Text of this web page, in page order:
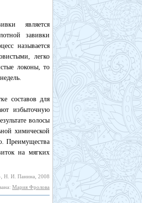
является
завивки
называется
легко
локоны, то
составов для
избыточную
волосы
химической
Преимущества
на мягких
Н. И. Панина, 2008
Мария Фролова